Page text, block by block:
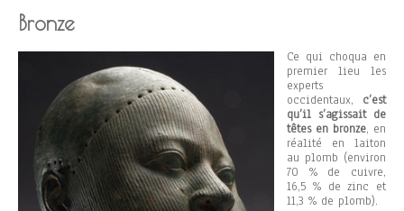
Bronze
Ce qui choqua en
premier lieu les
experts
occidentaux, c’est
qu’il s’agissait de
têtes en bronze, en
réalité en laiton
au plomb (environ
70 % de cuivre,
16,5 % de zinc et
11,3 % de plomb).